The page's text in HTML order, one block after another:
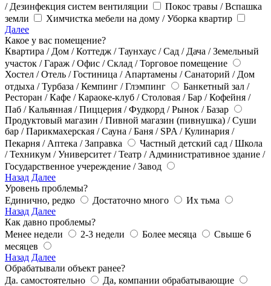
/ Дезинфекция систем вентиляции
Покос травы / Вспашка
земли
Химчистка мебели на дому / Уборка квартир
Далее
Какое у вас помещение?
Квартира / Дом / Коттедж / Таунхаус / Сад / Дача / Земельный
участок / Гараж / Офис / Склад / Торговое помещение
Хостел / Отель / Гостиница / Апартамены / Санаторий / Дом
отдыха / Турбаза / Кемпинг / Глэмпинг
Банкетный зал /
Ресторан / Кафе / Караоке-клуб / Столовая / Бар / Кофейня /
Паб / Кальянная / Пиццерия / Фудкорд / Рынок / Базар
Продуктовый магазин / Пивной магазин (пивнушка) / Суши
бар / Парикмахерская / Сауна / Баня / SPA / Кулинария /
Пекарня / Аптека / Заправка
Частный детский сад / Школа
/ Техникум / Университет / Театр / Административное здание /
Государственное учереждение / Завод
Назад Далее
Уровень проблемы?
Единично, редко
Достаточно много
Их тьма
Назад Далее
Как давно проблемы?
Менее недели
2-3 недели Более месяца
Свыше 6
месяцев
Назад Далее
Обрабатывали объект ранее?
Да. самостоятельно
Да, компании обрабатывающие